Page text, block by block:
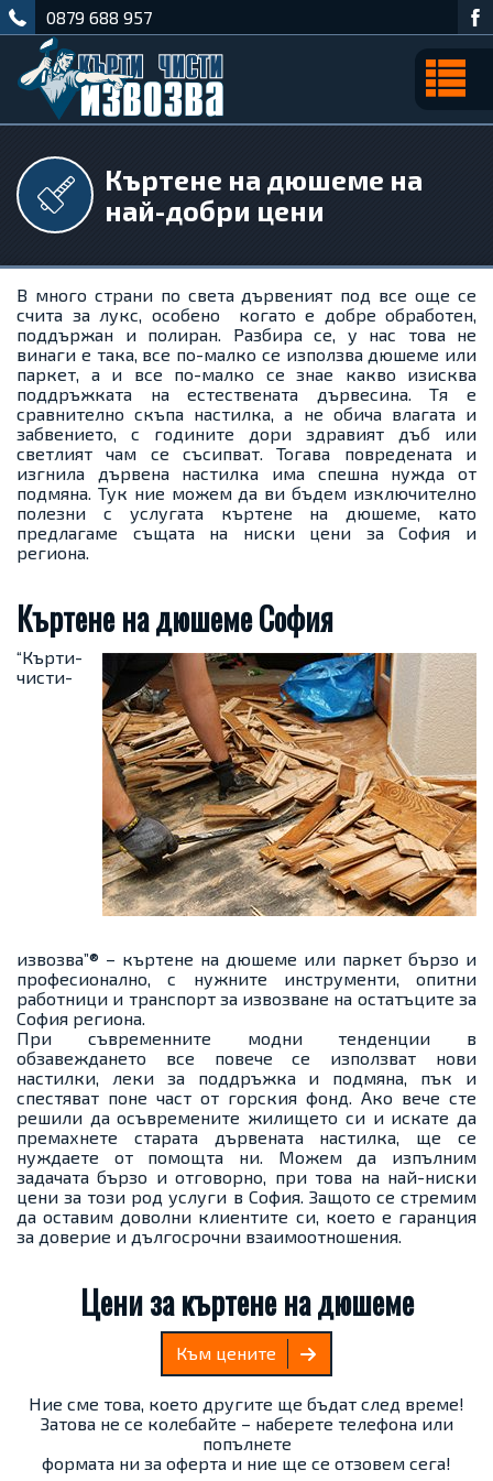
0879 688 957
Къртене на дюшеме на
най-добри цени
В много страни по света дървеният под все още се
счита за лукс, особено когато е добре обработен,
поддържан и полиран. Разбира се, у нас това не
винаги е така, все по-малко се използва дюшеме или
паркет, а и все по-малко се знае какво изисква
поддръжката на естествената дървесина. Тя е
сравнително скъпа настилка, а не обича влагата и
забвението, с годините дори здравият дъб или
светлият чам се съсипват. Тогава повредената и
изгнила дървена настилка има спешна нужда от
подмяна. Тук ние можем да ви бъдем изключително
полезни с услугата къртене на дюшеме, като
предлагаме същата на ниски цени за София и
региона.
Къртене на дюшеме София
“Кърти-
чисти-
извозва”® – къртене на дюшеме или паркет бързо и
професионално, с нужните инструменти, опитни
работници и транспорт за извозване на остатъците за
София региона.
При съвременните модни тенденции в
обзавеждането все повече се използват нови
настилки, леки за поддръжка и подмяна, пък и
спестяват поне част от горския фонд. Ако вече сте
решили да осъвремените жилището си и искате да
премахнете старата дървената настилка, ще се
нуждаете от помощта ни. Можем да изпълним
задачата бързо и отговорно, при това на най-ниски
цени за този род услуги в София. Защото се стремим
да оставим доволни клиентите си, което е гаранция
за доверие и дългосрочни взаимоотношения.
Цени за къртене на дюшеме
Към цените
Ние сме това, което другите ще бъдат след време!
Затова не се колебайте – наберете телефона или
попълнете
формата ни за оферта и ние ще се отзовем сега!